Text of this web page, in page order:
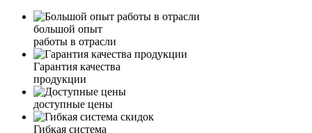
большой опыт
работы в отрасли
Гарантия качества
продукции
доступные цены
Гибкая система